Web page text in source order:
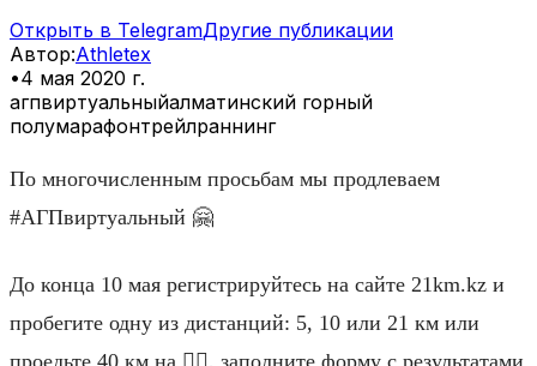
Открыть в TelegramДругие публикации
Автор:Athletex
•4 мая 2020 г.
агпвиртуальныйалматинский горный
полумарафонтрейлраннинг
По многочисленным просьбам мы продлеваем
#АГПвиртуальный 🤗
До конца 10 мая регистрируйтесь на сайте 21km.kz и
пробегите одну из дистанций: 5, 10 или 21 км или
проедьте 40 км на 🚴‍♂️, заполните форму с результатами